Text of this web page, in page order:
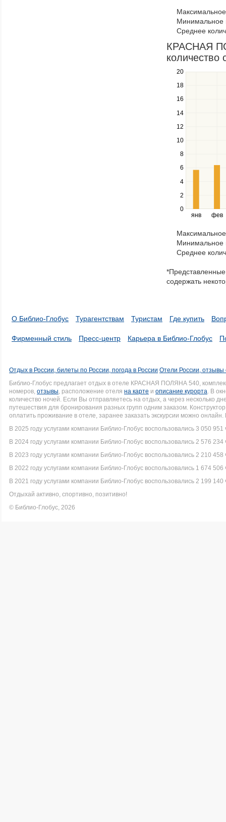
navigate
through
items
in
a
series.
Минимальное
Среднее
КРАСНАЯ
количество
янв фев
0
2
4
6
8
10
12
14
16
18
20
Use
the
and
down
to
navigate
series.
Use
the
and
right
navigate
through
items
a
series.
Минимальное
Среднее
содержать
О Библио-Глобус Турагентствам Туристам Где купить
Фирменный стиль Пресс-центр Карьера в Библио-Глобус
Отдых в России, билеты по России, погода в России Отели России, отзывы
Библио-Глобус предлагает отдых в отеле КРАСНАЯ ПОЛЯНА 540,
номеров, отзывы, расположение отеля на карте и описание курорта. В
количество ночей. Если Вы отправляетесь на отдых, а через несколько
путешествия для бронирования разных групп одним заказом.
оплатить проживание в отеле, заранее заказать экскурсии можно
В 2025 году услугами компании Библио-Глобус воспользовались 3 050 951
В 2024 году услугами компании Библио-Глобус воспользовались 2 576 234
В 2023 году услугами компании Библио-Глобус воспользовались 2 210 458
В 2022 году услугами компании Библио-Глобус воспользовались 1 674 506
В 2021 году услугами компании Библио-Глобус воспользовались 2 199 140
Отдыхай активно, спортивно, позитивно!
© Библио-Глобус, 2026